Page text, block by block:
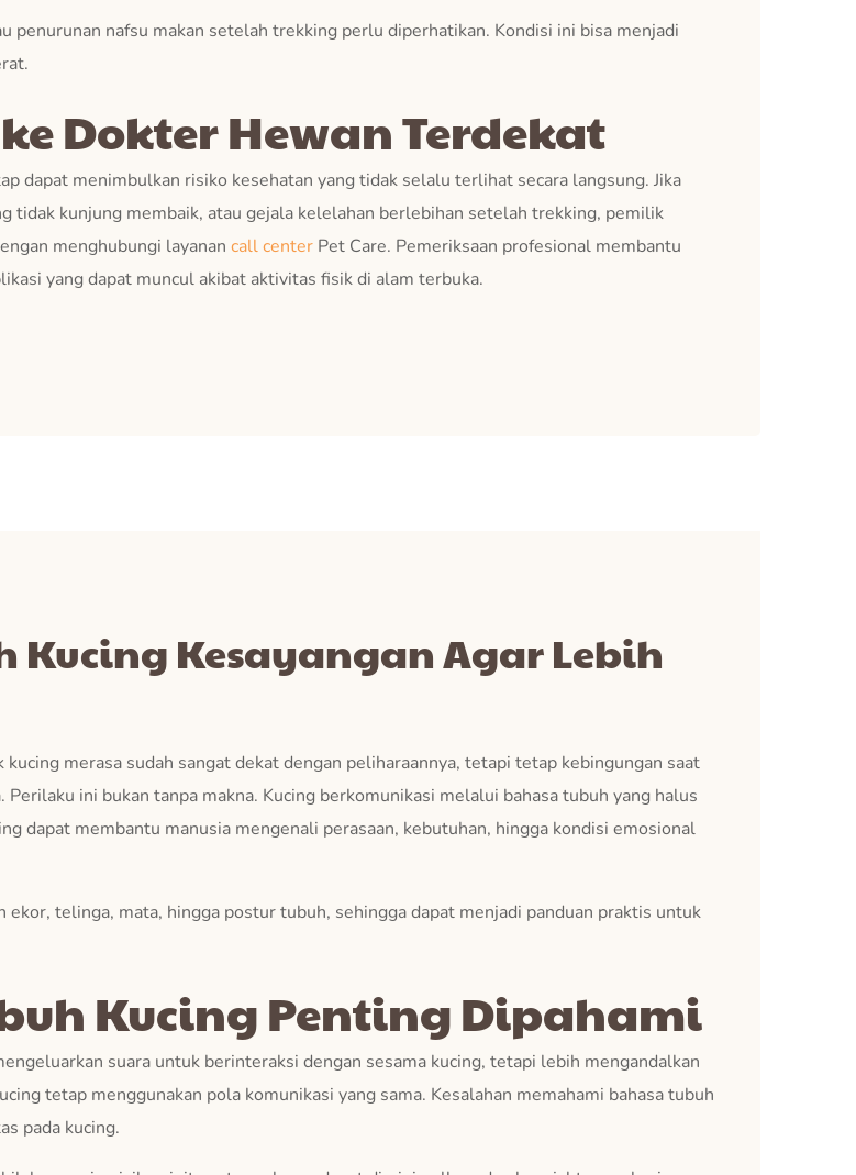
penurunan nafsu makan setelah trekking perlu diperhatikan. Kondisi ini bisa menjadi
Dokter Hewan Terdekat
dapat menimbulkan risiko kesehatan yang tidak selalu terlihat secara langsung. Jika
tidak kunjung membaik, atau gejala kelelahan berlebihan setelah trekking, pemilik
menghubungi layanan call center Pet Care. Pemeriksaan profesional membantu
yang dapat muncul akibat aktivitas fisik di alam terbuka.
Kucing Kesayangan Agar Lebih
merasa sudah sangat dekat dengan peliharaannya, tetapi tetap kebingungan saat
ini bukan tanpa makna. Kucing berkomunikasi melalui bahasa tubuh yang halus
dapat membantu manusia mengenali perasaan, kebutuhan, hingga kondisi emosional
telinga, mata, hingga postur tubuh, sehingga dapat menjadi panduan praktis untuk
Kucing Penting Dipahami
suara untuk berinteraksi dengan sesama kucing, tetapi lebih mengandalkan
tetap menggunakan pola komunikasi yang sama. Kesalahan memahami bahasa tubuh
pada kucing.